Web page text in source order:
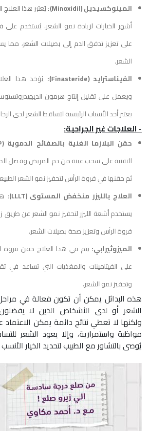
المينوكسيديل (Minoxidil):
يُعتبر هذا
أشهر الخيارات لزيادة نمو الشعر. يُستخدم
على تعزيز تدفق الدم إلى بصيلات الشعر، مما
الشعر.
الفيناسترايد (Finasteride):
يُؤخذ هذا
يعتبر أحد الأسباب الرئيسية لتساقط الشعر لدى
- العلاجات غير الجراحية:
حقن البلازما الغنية بالصفائح الدموية (PRP):
التقنية على سحب عينة من دم المريض وفصل
ثم حقنها في فروة الرأس لتحفيز نمو الشعر
العلاج بالليزر منخفض المستوى (LLLT):
يستخدم أشعة الليزر لتحفيز نمو الشعر عن طريق
فروة الرأس وتعزيز صحة بصيلات الشعر.
الميزوثيرابي: يتم في هذا العلاج حقن فروة
على الفيتامينات والمغذيات التي تساعد في
وتحفيز نمو الشعر.
هذه البدائل يمكن أن تكون فعالة في
الشعر أو لدى الأشخاص الذين لا يفضلون
ولكنها لا تعطي نتائج دائمة يمكن الاعتماد
مواظبة واستمرارية، وإلا يعود الشعر
يُوصى بالتشاور مع الطبيب لتحديد الخيار